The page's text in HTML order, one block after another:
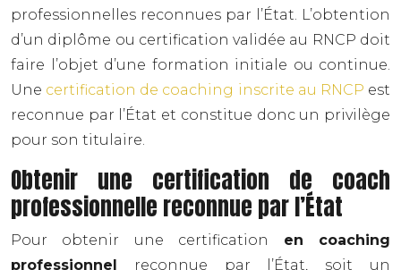
professionnelles reconnues par l’État. L’obtention
d’un diplôme ou certification validée au RNCP doit
faire l’objet d’une formation initiale ou continue.
Une certification de coaching inscrite au RNCP est
reconnue par l’État et constitue donc un privilège
pour son titulaire.
Obtenir une certification de coach
professionnelle reconnue par l’État
Pour obtenir une certification en coaching
professionnel reconnue par l’État, soit un